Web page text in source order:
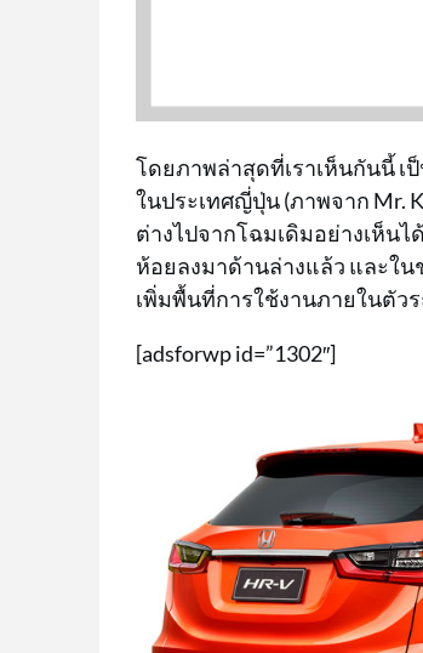
โดยภาพล่าสุดที่เราเห็นกันนี้ เ
ในประเทศญี่ปุ่น (ภาพจาก Mr.
ต่างไปจากโฉมเดิมอย่างเห็น
ห้อยลงมาด้านล่างแล้ว และใน
เพิ่มพื้นที่การใช้งานภายในตัว
[adsforwp id=”1302″]